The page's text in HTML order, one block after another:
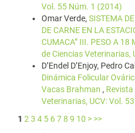
Vol. 55 Núm. 1 (2014)
Omar Verde, SISTEMA
DE CARNE EN LA
CUMACA” III. PESO A 18
de Ciencias Veterinarias,
D’Endel D’Enjoy, Pedro
Dinámica Folicular
Vacas Brahman ,
Veterinarias, UCV: Vol.
1 2 3 4 5 678 9 10 > >>